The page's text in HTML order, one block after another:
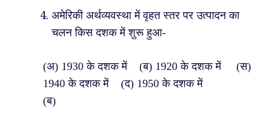
अमेरिकी अर्थव्यवस्था में वृहत स्तर पर उत्पादन का
चलन किस दशक में शुरू हुआ-
(अ) 1930 के दशक में (ब) 1920 के दशक में (स)
1940 के दशक में (द) 1950 के दशक में
(ब)